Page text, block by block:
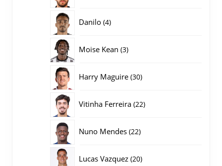
Danilo 44
Moise Kean 33
Harry Maguire 3030
Vitinha Ferreira 2222
Nuno Mendes 2222
Lucas Vazquez 2020